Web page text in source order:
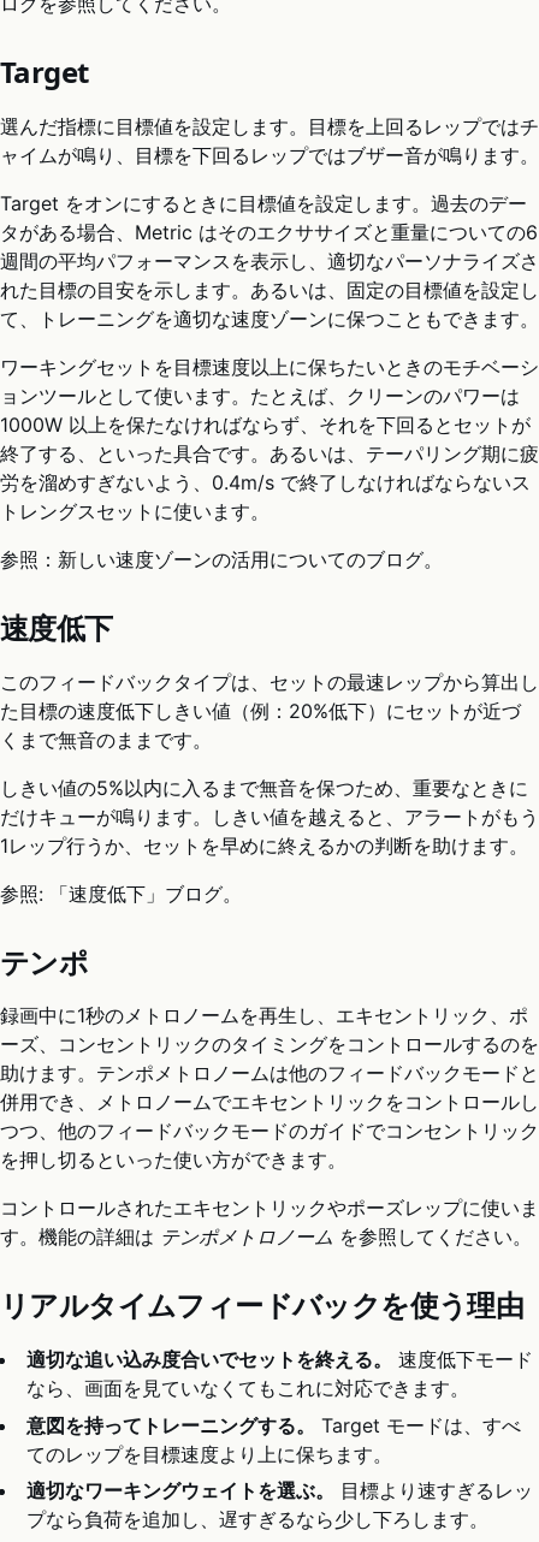
Target
選んだ指標に目標値を設定します。目標を上回るレップではチ
ャイムが鳴り、目標を下回るレップではブザー音が鳴ります。
Target をオンにするときに目標値を設定します。過去のデー
タがある場合、Metric はそのエクササイズと重量についての6
週間の平均パフォーマンスを表示し、適切なパーソナライズさ
れた目標の目安を示します。あるいは、固定の目標値を設定し
て、トレーニングを適切な速度ゾーンに保つこともできます。
ワーキングセットを目標速度以上に保ちたいときのモチベーシ
ョンツールとして使います。たとえば、クリーンのパワーは
1000W 以上を保たなければならず、それを下回るとセットが
終了する、といった具合です。あるいは、テーパリング期に疲
労を溜めすぎないよう、0.4m/s で終了しなければならないス
トレングスセットに使います。
参照：新しい速度ゾーンの活用についてのブログ。
速度低下
このフィードバックタイプは、セットの最速レップから算出し
た目標の速度低下しきい値（例：20%低下）にセットが近づ
くまで無音のままです。
しきい値の5%以内に入るまで無音を保つため、重要なときに
だけキューが鳴ります。しきい値を越えると、アラートがもう
1レップ行うか、セットを早めに終えるかの判断を助けます。
参照: 「速度低下」ブログ。
テンポ
録画中に1秒のメトロノームを再生し、エキセントリック、ポ
ーズ、コンセントリックのタイミングをコントロールするのを
助けます。テンポメトロノームは他のフィードバックモードと
併用でき、メトロノームでエキセントリックをコントロールし
つつ、他のフィードバックモードのガイドでコンセントリック
を押し切るといった使い方ができます。
コントロールされたエキセントリックやポーズレップに使いま
す。機能の詳細は テンポメトロノーム を参照してください。
リアルタイムフィードバックを使う理由
適切な追い込み度合いでセットを終える。
速度低下モード
なら、画面を見ていなくてもこれに対応できます。
意図を持ってトレーニングする。
Target モードは、すべ
てのレップを目標速度より上に保ちます。
適切なワーキングウェイトを選ぶ。
目標より速すぎるレッ
プなら負荷を追加し、遅すぎるなら少し下ろします。